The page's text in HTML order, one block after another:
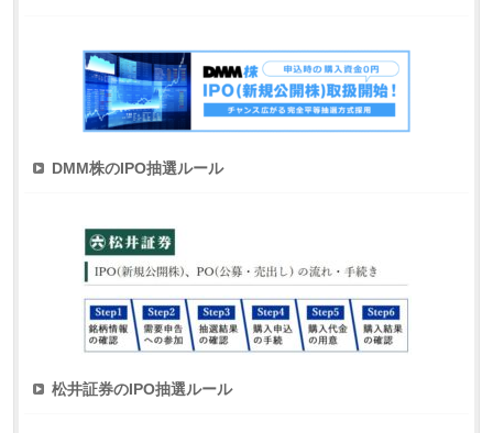
DMM株のIPO抽選ルール
松井証券のIPO抽選ルール